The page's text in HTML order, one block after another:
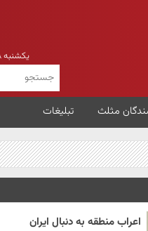
یکشنبه ۱۸ مرداد ۱۴۰۵
مثلث تبلیغات
اعراب منطقه به دنبال ایران